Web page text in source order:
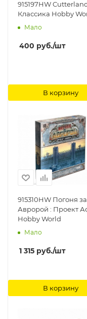
915197HW
Классика Hobby
Мало
400 руб./шт
В корзину
915310HW Погоня за
Авророй : Проект
Hobby World
Мало
1 315 руб./шт
В корзину